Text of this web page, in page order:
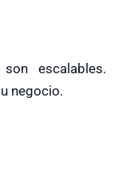
son escalables.
negocio.